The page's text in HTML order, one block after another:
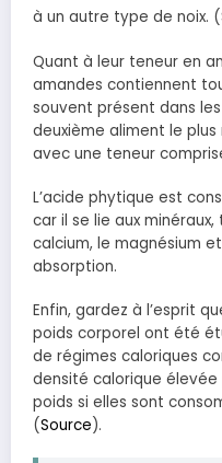
à un autre type de noix. (
Quant à leur teneur en
amandes contiennent
souvent présent dans
deuxième aliment le
avec une teneur
L’acide phytique est
car il se lie aux
calcium, le magnésium
absorption.
Enfin, gardez à l’esprit
poids corporel ont été
de régimes caloriques
densité calorique
poids si elles sont
(Source).